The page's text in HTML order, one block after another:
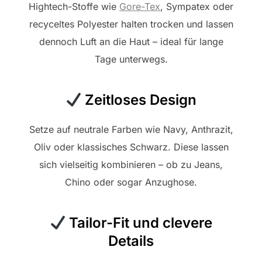
Hightech-Stoffe wie Gore-Tex, Sympatex oder
recyceltes Polyester halten trocken und lassen
dennoch Luft an die Haut – ideal für lange
Tage unterwegs.
Zeitloses Design
Setze auf neutrale Farben wie Navy, Anthrazit,
Oliv oder klassisches Schwarz. Diese lassen
sich vielseitig kombinieren – ob zu Jeans,
Chino oder sogar Anzughose.
Tailor-Fit und clevere
Details